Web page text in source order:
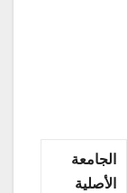
الجامعة
الأصلية